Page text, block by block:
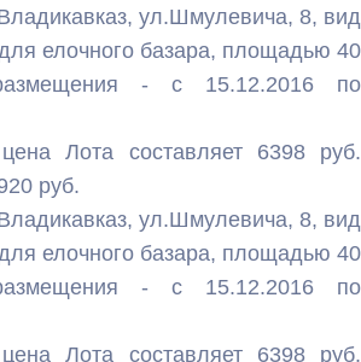
ул.Шмулевича, 8, вид
елочного базара, площадью 40
- с 15.12.2016 по
Лота составляет 6398 руб.
руб.
ул.Шмулевича, 8, вид
елочного базара, площадью 40
- с 15.12.2016 по
Лота составляет 6398 руб.